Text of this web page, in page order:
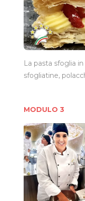
La pasta sfoglia
sfogliatine,
MODULO 3